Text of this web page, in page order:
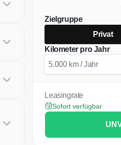
Zielgruppe
Privat
Kilometer pro Jahr
Leasingrate
Sofort verfügbar